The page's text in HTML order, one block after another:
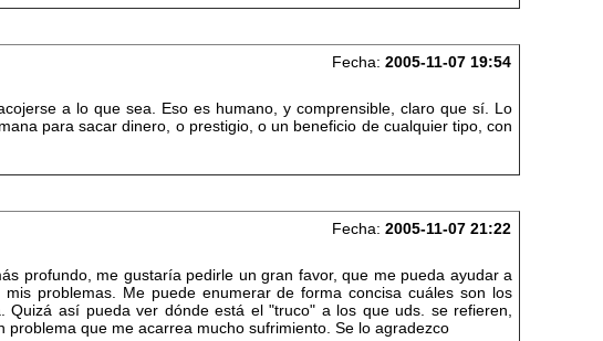
Fecha:2005-11-07 19:54
a lo que sea. Eso es humano, y comprensible, claro que sí. Lo
para sacar dinero, o prestigio, o un beneficio de cualquier tipo, con
Fecha:2005-11-07 21:22
profundo, me gustaría pedirle un gran favor, que me pueda ayudar a
problemas. Me puede enumerar de forma concisa cuáles son los
Quizá así pueda ver dónde está el "truco" a los que uds. se refieren,
que me acarrea mucho sufrimiento. Se lo agradezco